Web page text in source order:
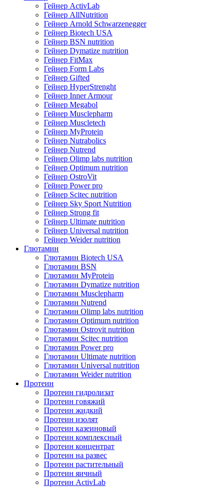
Гейнер ActivLab
Гейнер AllNutrition
Гейнер Arnold Schwarzenegger
Гейнер Biotech USA
Гейнер BSN nutrition
Гейнер Dymatize nutrition
Гейнер FitMax
Гейнер Form Labs
Гейнер Gifted
Гейнер HyperStrenght
Гейнер Inner Armour
Гейнер Megabol
Гейнер Musclepharm
Гейнер Muscletech
Гейнер MyProtein
Гейнер Nutrabolics
Гейнер Nutrend
Гейнер Olimp labs nutrition
Гейнер Optimum nutrition
Гейнер OstroVit
Гейнер Power pro
Гейнер Scitec nutrition
Гейнер Sky Sport Nutrition
Гейнер Strong fit
Гейнер Ultimate nutrition
Гейнер Universal nutrition
Гейнер Weider nutrition
Глютамин
Глютамин Biotech USA
Глютамин BSN
Глютамин MyProtein
Глютамин Dymatize nutrition
Глютамин Musclepharm
Глютамин Nutrend
Глютамин Olimp labs nutrition
Глютамин Optimum nutrition
Глютамин Ostrovit nutrition
Глютамин Scitec nutrition
Глютамин Power pro
Глютамин Ultimate nutrition
Глютамин Universal nutrition
Глютамин Weider nutrition
Протеин
Протеин гидролизат
Протеин говяжий
Протеин жидкий
Протеин изолят
Протеин казеиновый
Протеин комплексный
Протеин концентрат
Протеин на развес
Протеин растительный
Протеин яичный
Протеин ActivLab